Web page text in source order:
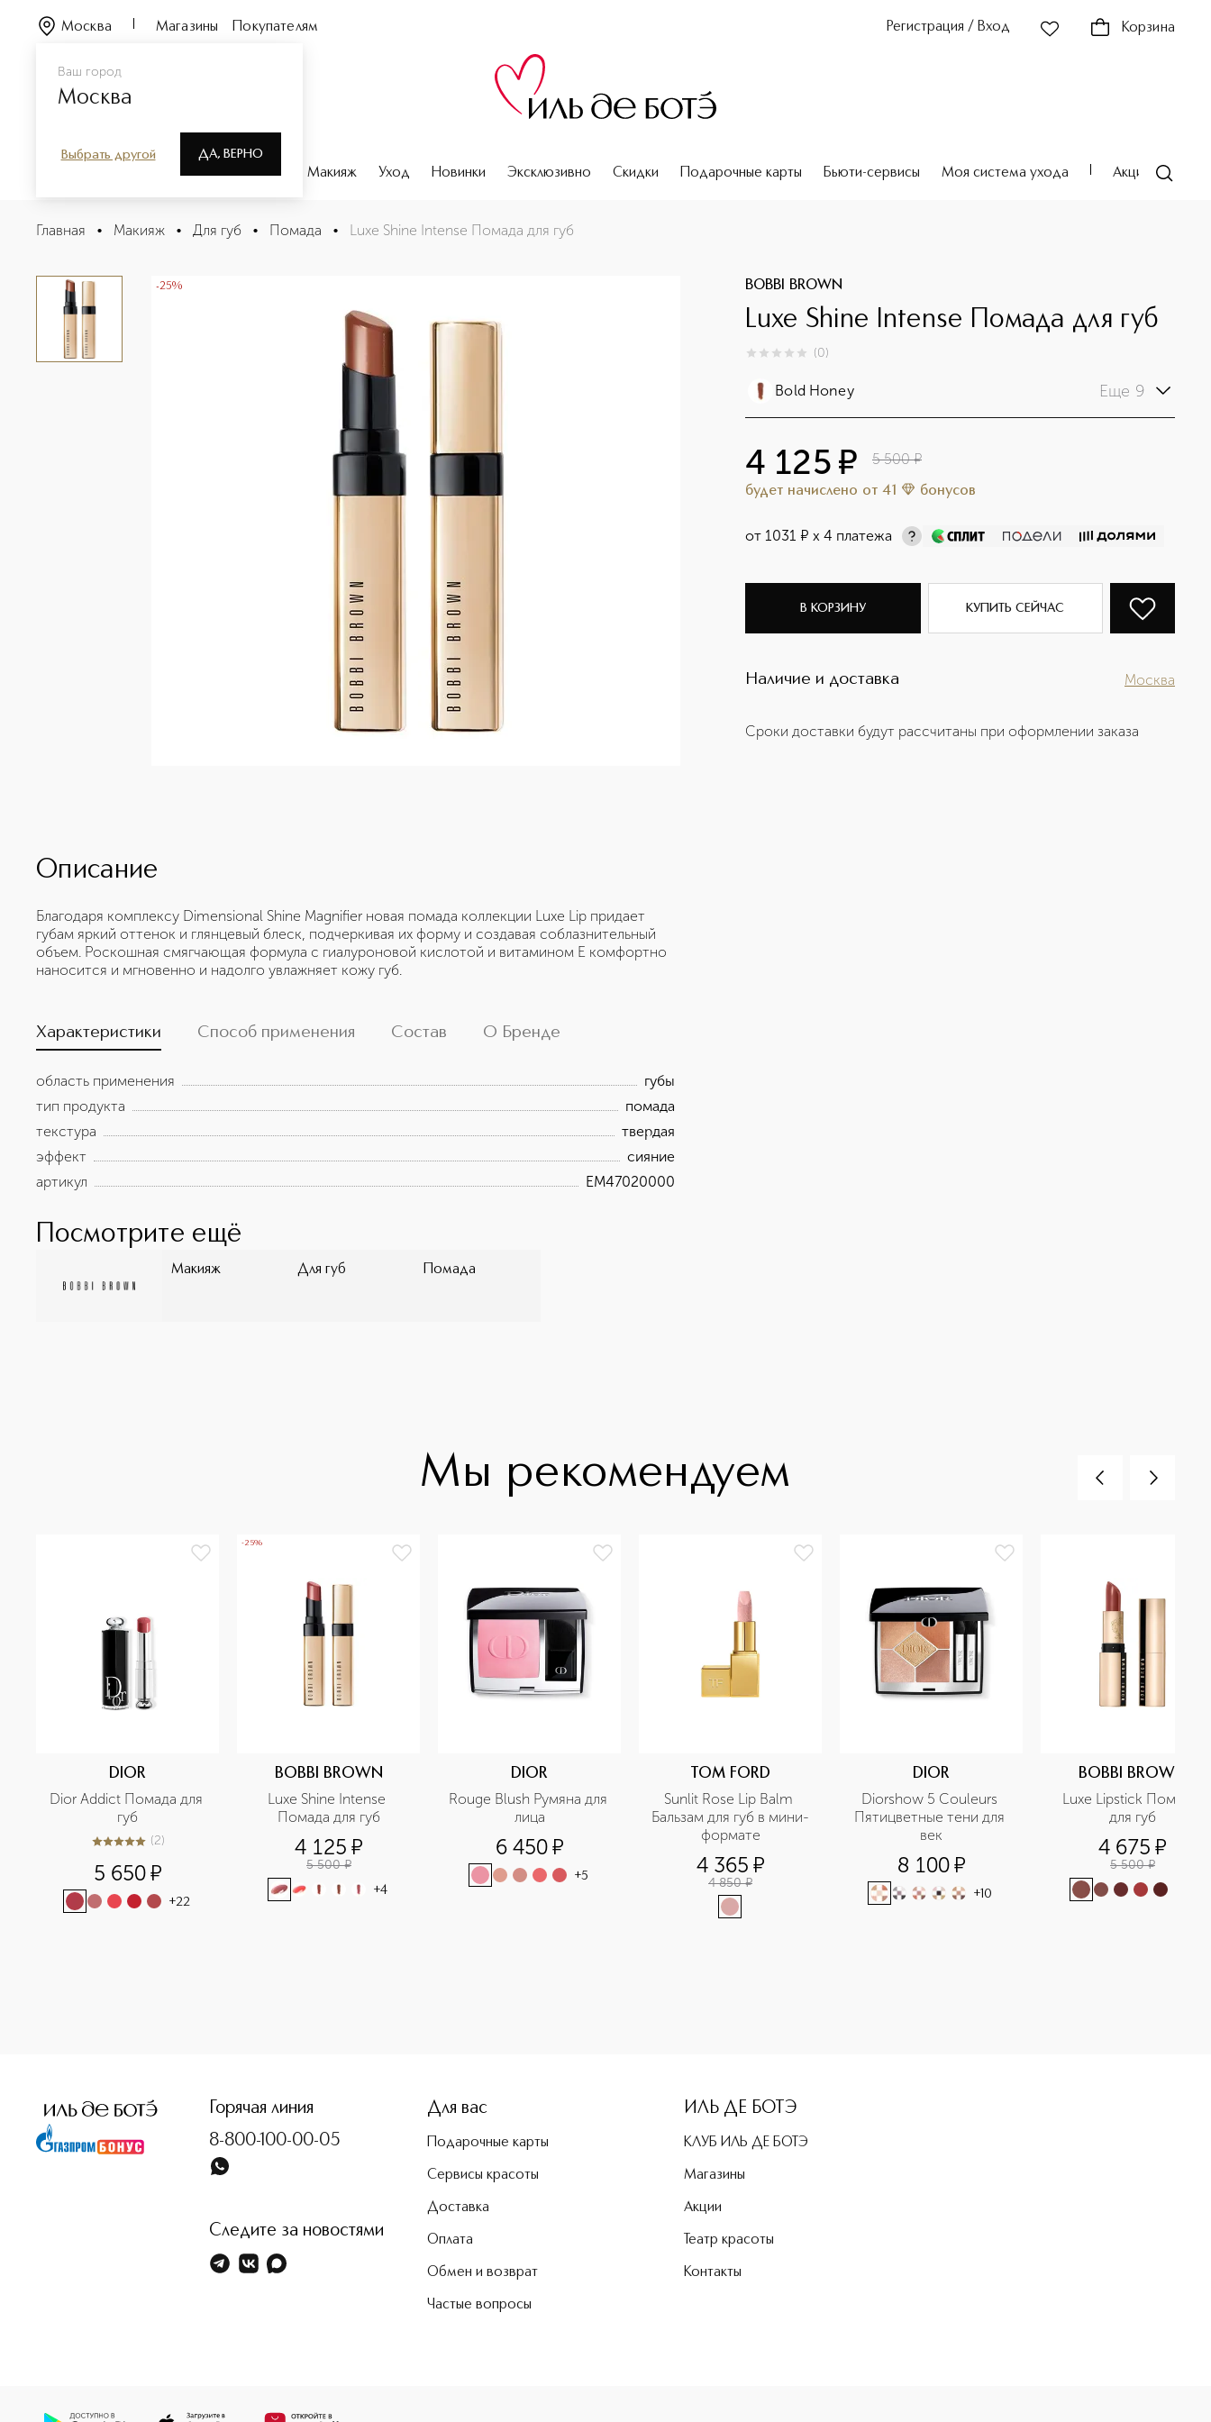
Ваш город
Москва
Выбрать другой ДА, ВЕРНО
Москва Магазины Покупателям Регистрация / Вход Корзина
Парфюмерия Макияж Уход Новинки Эксклюзивно Скидки Подарочные карты Бьюти-сервисы Моя система ухода Акции
Luxe Shine Intense Помада для губ
Описание
Главная • Макияж • Для губ • Помада • Luxe Shine Intense Помада для губ
-25% BOBBI BROWN
Luxe Shine Intense Помада для губ
0из 0 (0)
Bold Honey Еще 9
4 125 ¤ 5 500 ¤
будет начислено от 41 бонусов
от 1031 ¤ х 4 платежа
В КОРЗИНУ КУПИТЬ СЕЙЧАС
Наличие и доставка Москва
Сроки доставки будут рассчитаны при оформлении заказа
Описание
Благодаря комплексу Dimensional Shine Magnifier новая помада коллекции Luxe Lip придает
губам яркий оттенок и глянцевый блеск, подчеркивая их форму и создавая соблазнительный
объем. Роскошная смягчающая формула с гиалуроновой кислотой и витамином E комфортно
наносится и мгновенно и надолго увлажняет кожу губ.
Характеристики Способ применения Состав О Бренде
область применения
губы
тип продукта
помада
текстура
твердая
эффект
сияние
артикул
EM47020000
Посмотрите ещё
Макияж Для губ Помада
Мы рекомендуем
DIOR
Dior Addict Помада для
губ
5из 52 (2)
5 650¤
+22
-25%
BOBBI BROWN
Luxe Shine Intense
Помада для губ
4 125 ¤
5 500 ¤
+4
DIOR
Rouge Blush Румяна для
лица
6 450¤
+5
TOM FORD
Sunlit Rose Lip Balm
Бальзам для губ в мини-
формате
4 365 ¤
4 850 ¤
DIOR
Diorshow 5 Couleurs
Пятицветные тени для
век
8 100¤
+10
BOBBI BROWN
Luxe Lipstick Помада
для губ
4 675 ¤
5 500 ¤
Горячая линия
8-800-100-00-05
Следите за новостями
Для вас
Подарочные карты
Сервисы красоты
Доставка
Оплата
Обмен и возврат
Частые вопросы
ИЛЬ ДЕ БОТЭ
КЛУБ ИЛЬ ДЕ БОТЭ
Магазины
Акции
Театр красоты
Контакты